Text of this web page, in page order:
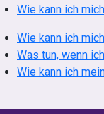
Wie kann ich
Wie kann ich
Was tun, wenn
Wie kann ich